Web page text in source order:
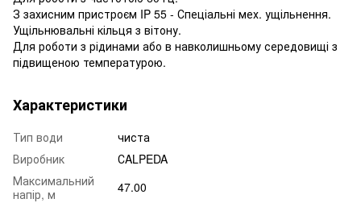
З захисним пристроєм IP 55 - Спеціальні мех. ущільнення.
Ущільнювальні кільця з вітону.
Для роботи з рідинами або в навколишньому середовищі з
підвищеною температурою.
Характеристики
Тип води
чиста
Виробник
СALPEDA
Максимальний
напір, м
47.00